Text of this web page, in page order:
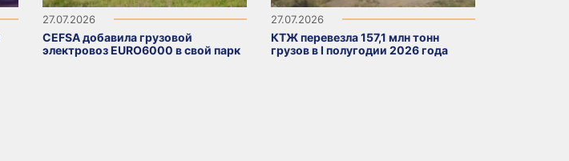
27.07.2026
CEFSA добавила грузовой
электровоз EURO6000 в свой парк
27.07.2026
КТЖ перевезла 157,1 млн тонн
грузов в I полугодии 2026 года